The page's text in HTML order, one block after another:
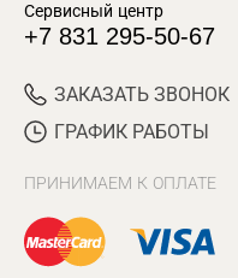
Сервисный центр
+7 831 295-50-67
ЗАКАЗАТЬ ЗВОНОК
ГРАФИК РАБОТЫ
ПРИНИМАЕМ К ОПЛАТЕ